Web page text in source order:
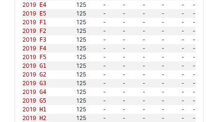
2019 E4 125 - - - - -
-
2019 E5 125 - - - - -
-
2019 F1 125 - - - - -
-
2019 F2 125 - - - - -
-
2019 F3 125 - - - - -
-
2019 F4 125 - - - - -
-
2019 F5 125 - - - - -
-
2019 G1 125 - - - - -
-
2019 G2 125 - - - - -
-
2019 G3 125 - - - - -
-
2019 G4 125 - - - - -
-
2019 G5 125 - - - - -
-
2019 H1 125 - - - - -
-
2019 H2 125 - - - - -
-